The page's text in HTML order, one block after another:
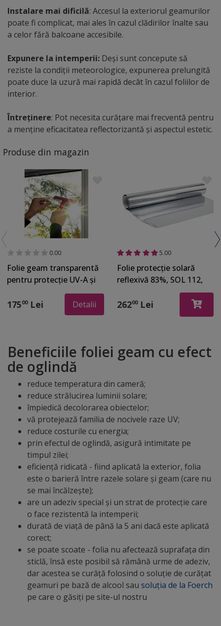
Instalare mai dificilă: Accesul la exteriorul geamurilor
poate fi complicat, mai ales în cazul clădirilor înalte sau
a celor fără balcoane accesibile.
Expunere la intemperii: Deși sunt concepute să
reziste la condiții meteorologice, expunerea prelungită
poate duce la uzură mai rapidă decât în cazul foliilor de
interior.
Întreținere: Pot necesita curățare mai frecventă pentru
a menține eficacitatea reflectorizantă și aspectul estetic.
Produse din magazin
0.00
Folie geam transparentă
pentru protecţie UV-A şi
UV-B, Reflectiv UVB 460,
autoadezivă, 152 cm
17500Lei Detalii
5.00
Folie protecție solară
reflexivă 83%, SOL 112,
efect de oglindă, cu
aplicare la exterior, rolă
26200Lei
Beneficiile foliei geam cu efect
de oglindă
reduce temperatura din cameră;
reduce strălucirea luminii solare;
împiedică decolorarea obiectelor;
vă protejează familia de nocivele raze UV;
reduce costurile cu energia;
prin efectul de oglindă, asigură intimitate pe
timpul zilei;
eficienţă ridicată - fiind aplicată la exterior, folia
este o barieră între razele solare şi geam (care nu
se mai încălzeşte);
are un adeziv special şi un strat de protecţie care
o face rezistentă la intemperii;
durată de viaţă de până la 5 ani dacă este aplicată
corect;
se poate scoate - folia nu afectează suprafaţa din
sticlă, însă este posibil să rămână urme de adeziv,
dar acestea se curăţă folosind o soluţie de curăţat
geamuri pe bază de alcool sau soluţia de la Foerch
pe care o găsiţi pe site-ul nostru